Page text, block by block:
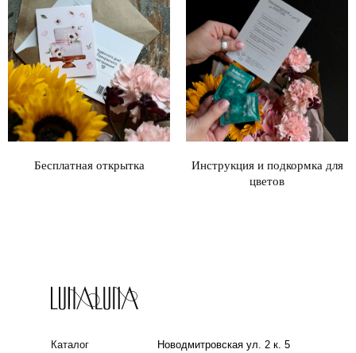
Бесплатная открытка
Инструкция и подкормка для
цветов
Каталог Новодмитровская ул. 2 к. 5